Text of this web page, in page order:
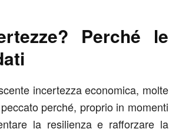
Perché le
incertezza economica, molte
perché, proprio in momenti
la resilienza e rafforzare la